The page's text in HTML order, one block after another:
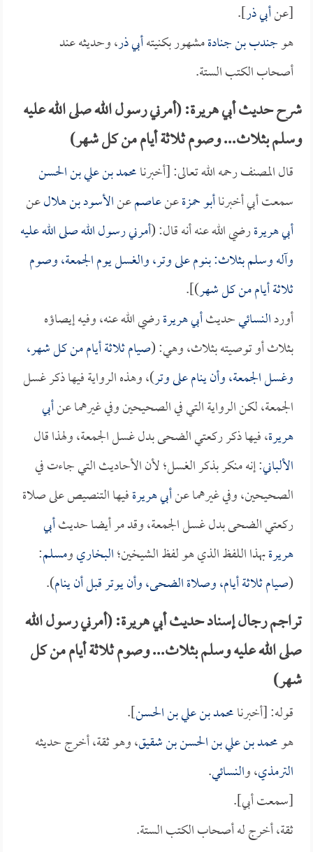
[عنأبي ذر].
هوجندب بن جنادةمشهور بكنيتهأبي ذر، وحديثه عند
أصحاب الكتب الستة.
شرح حديث أبي هريرة: (أمرني رسول الله صلى الله عليه
وسلم بثلاث... وصوم ثلاثة أيام من كل شهر)
قال المصنف رحمه الله تعالى: [أخبرنامحمد بن علي بن الحسن
سمعت أبي أخبرناأبو حمزةعنعاصمعنالأسود بن هلالعن
أبي هريرةرضي الله عنه أنه قال: (أمرني رسول الله صلى الله عليه
وآله وسلم بثلاث: بنوم على وتر، والغسل يوم الجمعة، وصوم
ثلاثة أيام من كل شهر)].
أوردالنسائيحديثأبي هريرةرضي الله عنه، وفيه إيصاؤه
بثلاث أو توصيته بثلاث، وهي: (صيام ثلاثة أيام من كل شهر،
وغسل الجمعة، وأن ينام على وتر)، وهذه الرواية فيها ذكر غسل
الجمعة، لكن الرواية التي في الصحيحين وفي غيرهما عنأبي
هريرة، فيها ذكر ركعتي الضحى بدل غسل الجمعة، ولهذا قال
الألباني: إنه منكر بذكر الغسل؛ لأن الأحاديث التي جاءت في
الصحيحين، وفي غيرهما عنأبي هريرةفيها التنصيص على صلاة
ركعتي الضحى بدل غسل الجمعة، وقد مر أيضا حديثأبي
هريرةبهذا اللفظ الذي هو لفظ الشيخين؛البخاريومسلم:
(صيام ثلاثة أيام، وصلاة الضحى، وأن يوتر قبل أن ينام).
تراجم رجال إسناد حديث أبي هريرة: (أمرني رسول الله
صلى الله عليه وسلم بثلاث... وصوم ثلاثة أيام من كل
شهر)
قوله: [أخبرنامحمد بن علي بن الحسن].
هومحمد بن علي بن الحسن بن شقيق، وهو ثقة، أخرج حديثه
الترمذي، والنسائي.
[سمعت أبي].
ثقة، أخرج له أصحاب الكتب الستة.